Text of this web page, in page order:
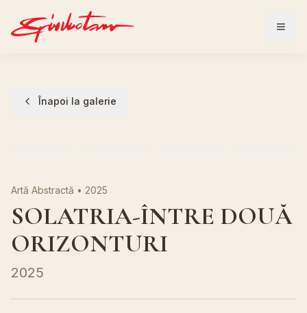
Înapoi la galerie
Artă Abstractă • 2025
SOLATRIA-ÎNTRE DOUĂ
ORIZONTURI
2025